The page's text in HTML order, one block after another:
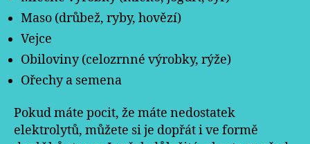
Maso (drůbež, ryby, hovězí)
Vejce
Obiloviny (celozrnné výrobky, rýže)
Ořechy a semena
Pokud máte pocit, že máte nedostatek
elektrolytů, můžete si je dopřát i ve formě